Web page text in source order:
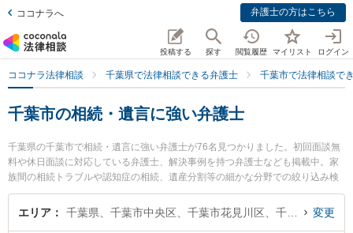
ココナラへ 弁護士の方はこちら
投稿する 探す 閲覧履歴 マイリスト ログイン
ココナラ法律相談 千葉県で法律相談できる弁護士 千葉市で法律相談で
千葉市の相続・遺言に強い弁護士
千葉県の千葉市で相続・遺言に強い弁護士が76名見つかりました。初回面談無
料や休日面談に対応している弁護士、解決事例を持つ弁護士なども掲載中。家
族間の相続トラブルや認知症の相続、遺産分割等の細かな分野での絞り込み検
索もでき便利です。特に佐野総合法律事務所の島田 直樹弁護士や藤井・滝沢綜
合法律事務所の足立 啓輔弁護士、佐野総合法律事務所の石垣 ゆり子弁護士のプ
エリア 変更